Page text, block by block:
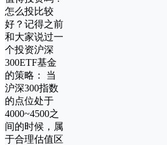
怎么投比较
好？记得之前
和大家说过一
个投资沪深
300ETF基金
的策略： 当
沪深300指数
的点位处于
4000~4500之
间的时候，属
于合理估值区